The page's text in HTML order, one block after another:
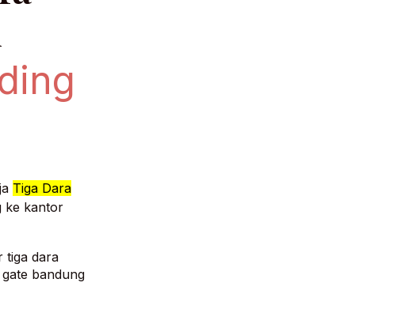
? klik saja Tiga Dara
ke kantor
tiga dara
bandung